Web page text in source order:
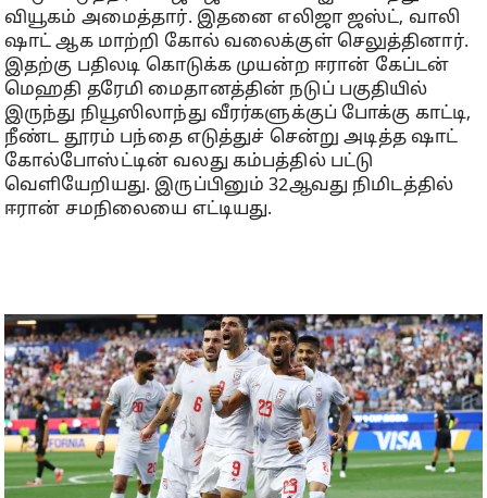
வியூகம் அமைத்தார். இதனை எலிஜா ஜஸ்ட், வாலி
ஷாட் ஆக மாற்றி கோல் வலைக்குள் செலுத்தினார்.
இதற்கு பதிலடி கொடுக்க முயன்ற ஈரான் கேப்டன்
மெஹதி தரேமி மைதானத்தின் நடுப் பகுதியில்
இருந்து நியூஸிலாந்து வீரர்களுக்குப் போக்கு காட்டி,
நீண்ட தூரம் பந்தை எடுத்துச் சென்று அடித்த ஷாட்
கோல்போஸ்ட்டின் வலது கம்பத்தில் பட்டு
வெளியேறியது. இருப்பினும் 32ஆவது நிமிடத்தில்
ஈரான் சமநிலையை எட்டியது.